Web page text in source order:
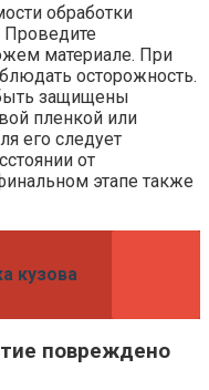
обработки
материале. При
осторожность.
защищены
пленкой или
его следует
от
этапе также
кузова
повреждено